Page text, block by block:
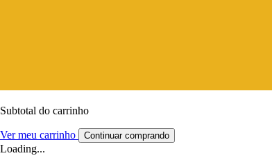
Subtotal do carrinho
Ver meu carrinho Continuar comprando
Loading...